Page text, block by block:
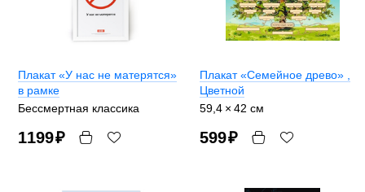
Плакат «У нас не матерятся»
в рамке
Бессмертная классика
1199₽
Плакат «Семейное древо» ,
Цветной
59,4 × 42 см
599₽